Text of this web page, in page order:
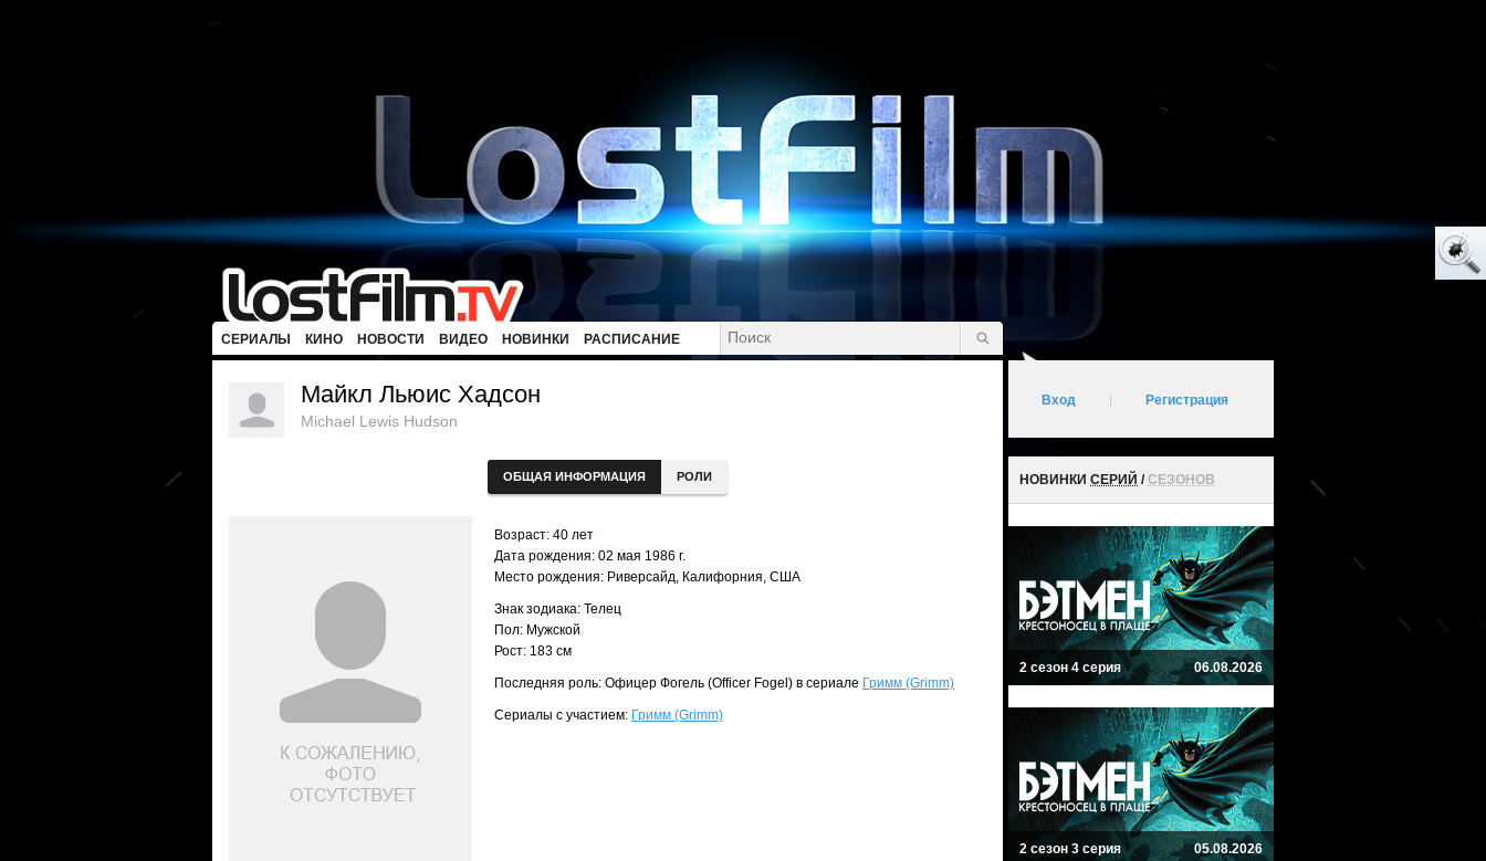
СЕРИАЛЫ КИНО НОВОСТИ ВИДЕО НОВИНКИ РАСПИСАНИЕ
Майкл Льюис Хадсон
Michael Lewis Hudson
ОБЩАЯ ИНФОРМАЦИЯ РОЛИ
Возраст: 40 лет
Дата рождения: 02 мая 1986 г.
Место рождения: Риверсайд, Калифорния, США
Знак зодиака: Телец
Пол: Мужской
Рост: 183 см
Последняя роль: Офицер Фогель (Officer Fogel) в сериале Гримм (Grimm)
Сериалы с участием: Гримм (Grimm)
Вход Регистрация
НОВИНКИ СЕРИЙ /СЕЗОНОВ
2 сезон 4 серия 06.08.2026
2 сезон 3 серия 05.08.2026